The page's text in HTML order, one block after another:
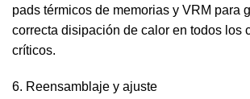
pads térmicos de memorias y VRM para
correcta disipación de calor en todos los
críticos.
6. Reensamblaje y ajuste